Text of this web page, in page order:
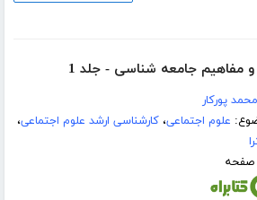
و مفاهیم جامعه شناسی - جلد 1
محمد پورکار
علوم اجتماعی،کارشناسی ارشد علوم اجتماعی،